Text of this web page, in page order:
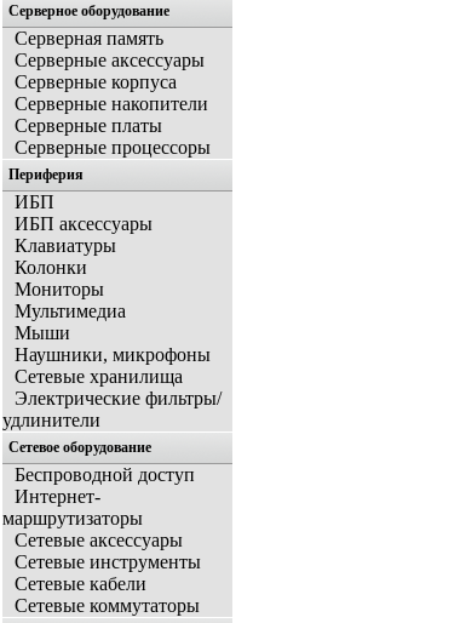
Серверное оборудование
Серверная память
Серверные аксессуары
Серверные корпуса
Серверные накопители
Серверные платы
Серверные процессоры
Периферия
ИБП
ИБП аксессуары
Клавиатуры
Колонки
Мониторы
Мультимедиа
Мыши
Наушники, микрофоны
Сетевые хранилища
Электрические фильтры/
удлинители
Сетевое оборудование
Беспроводной доступ
Интернет-
маршрутизаторы
Сетевые аксессуары
Сетевые инструменты
Сетевые кабели
Сетевые коммутаторы